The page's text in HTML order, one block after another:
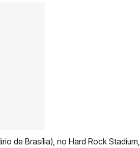
de Brasília), no Hard Rock Stadium,